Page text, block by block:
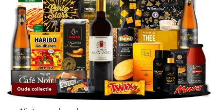
€50 tot €55
€55 tot €75
€75 tot €100
€100 en hoger
Alle kerstpakketten 2026
Oude collectie